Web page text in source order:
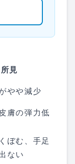
見
やや減少
膚の弾力低
ぼむ、手足
ない